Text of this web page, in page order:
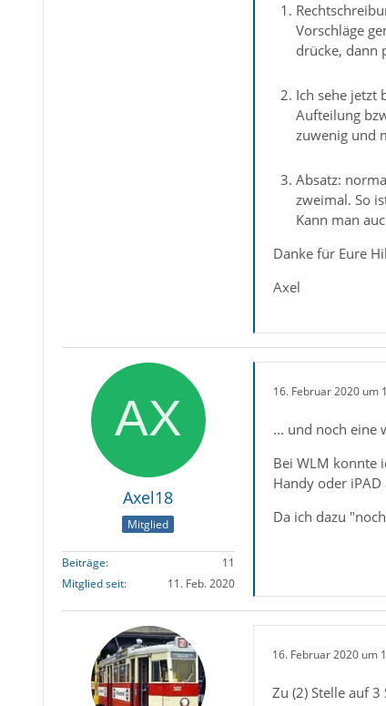
Vorschläge
drücke, dann
Ich sehe jetzt
Aufteilung
zuwenig und
Absatz:
zweimal. So
Kann man
Danke für Eure
Axel
Axel18
Mitglied
Beiträge
11
Mitglied seit
11. Feb. 2020
16. Februar 2020 um
... und noch eine
Bei WLM konnte
Handy oder
Da ich dazu
16. Februar 2020 um
Zu (2) Stelle auf